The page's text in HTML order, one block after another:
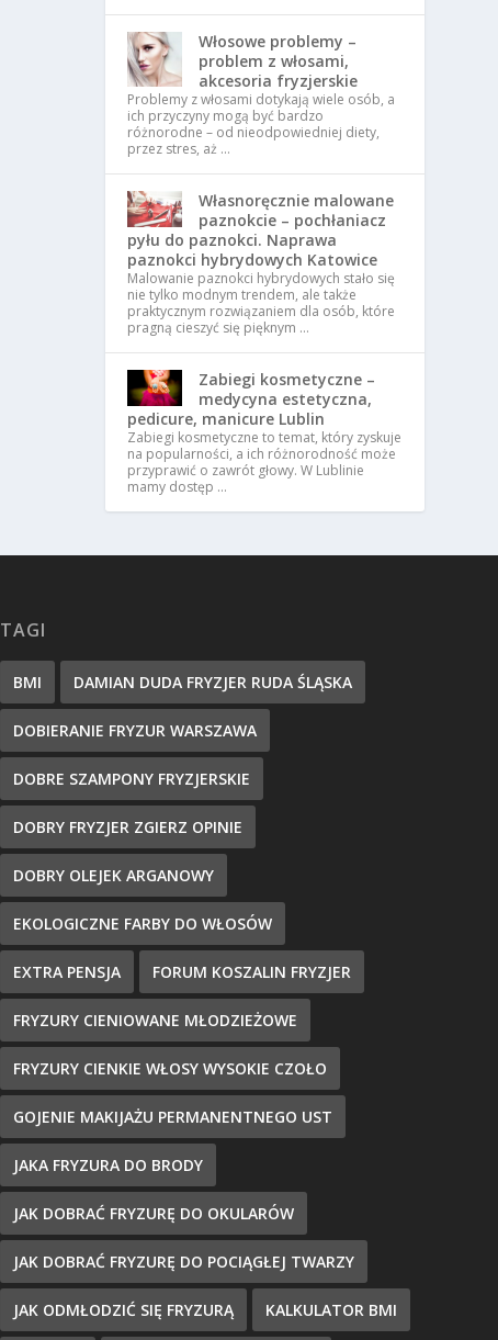
Włosowe problemy –
problem z włosami,
akcesoria fryzjerskie
Problemy z włosami dotykają wiele osób, a
ich przyczyny mogą być bardzo
różnorodne – od nieodpowiedniej diety,
przez stres, aż …
Własnoręcznie malowane
paznokcie – pochłaniacz
pyłu do paznokci. Naprawa
paznokci hybrydowych Katowice
Malowanie paznokci hybrydowych stało się
nie tylko modnym trendem, ale także
praktycznym rozwiązaniem dla osób, które
pragną cieszyć się pięknym …
Zabiegi kosmetyczne –
medycyna estetyczna,
pedicure, manicure Lublin
Zabiegi kosmetyczne to temat, który zyskuje
na popularności, a ich różnorodność może
przyprawić o zawrót głowy. W Lublinie
mamy dostęp …
TAGI
BMI DAMIAN DUDA FRYZJER RUDA ŚLĄSKA
DOBIERANIE FRYZUR WARSZAWA
DOBRE SZAMPONY FRYZJERSKIE
DOBRY FRYZJER ZGIERZ OPINIE
DOBRY OLEJEK ARGANOWY
EKOLOGICZNE FARBY DO WŁOSÓW
EXTRA PENSJA FORUM KOSZALIN FRYZJER
FRYZURY CIENIOWANE MŁODZIEŻOWE
FRYZURY CIENKIE WŁOSY WYSOKIE CZOŁO
GOJENIE MAKIJAŻU PERMANENTNEGO UST
JAKA FRYZURA DO BRODY
JAK DOBRAĆ FRYZURĘ DO OKULARÓW
JAK DOBRAĆ FRYZURĘ DO POCIĄGŁEJ TWARZY
JAK ODMŁODZIĆ SIĘ FRYZURĄ KALKULATOR BMI